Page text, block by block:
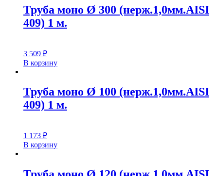
Труба моно Ø 300 (нерж.1,0мм.AISI
409) 1 м.
3 509 ₽
В корзину
Труба моно Ø 100 (нерж.1,0мм.AISI
409) 1 м.
1 173 ₽
В корзину